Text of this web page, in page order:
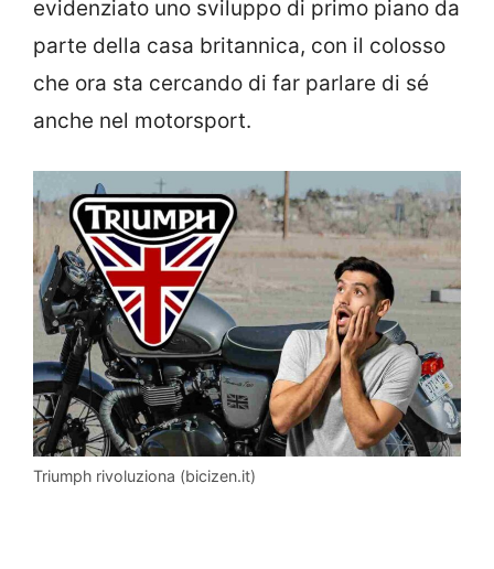
evidenziato uno sviluppo di primo piano da
parte della casa britannica, con il colosso
che ora sta cercando di far parlare di sé
anche nel motorsport.
Triumph rivoluziona (bicizen.it)